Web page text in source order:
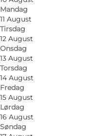
Mandag
11 August
Tirsdag
12 August
Onsdag
13 August
Torsdag
14 August
Fredag
15 August
Lørdag
16 August
Søndag
: